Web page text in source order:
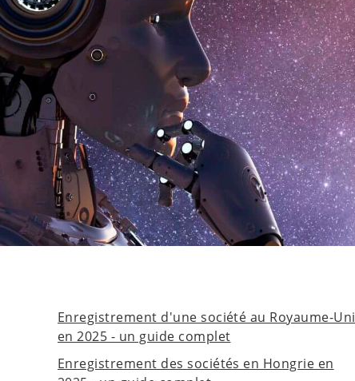
Enregistrement d'une société au Royaume-Uni
en 2025 - un guide complet
Enregistrement des sociétés en Hongrie en